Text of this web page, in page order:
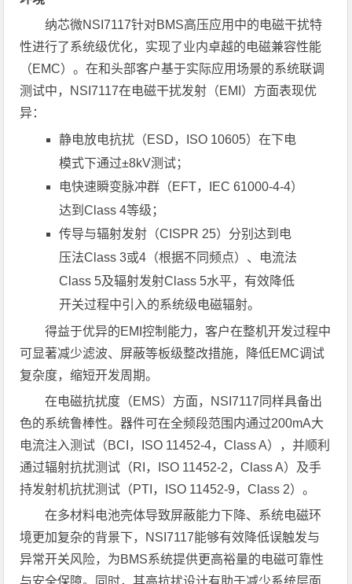
纳芯微NSI7117针对BMS高压应用中的电磁干扰特
性进行了系统级优化，实现了业内卓越的电磁兼容性能
（EMC）。在和头部客户基于实际应用场景的系统联调
测试中，NSI7117在电磁干扰发射（EMI）方面表现优
异：
静电放电抗扰（ESD，ISO 10605）在下电
模式下通过±8kV测试；
电快速瞬变脉冲群（EFT，IEC 61000-4-4）
达到Class 4等级；
传导与辐射发射（CISPR 25）分别达到电
压法Class 3或4（根据不同频点）、电流法
Class 5及辐射发射Class 5水平，有效降低
开关过程中引入的系统级电磁辐射。
得益于优异的EMI控制能力，客户在整机开发过程中
可显著减少滤波、屏蔽等板级整改措施，降低EMC调试
复杂度，缩短开发周期。
在电磁抗扰度（EMS）方面，NSI7117同样具备出
色的系统鲁棒性。器件可在全频段范围内通过200mA大
电流注入测试（BCI，ISO 11452-4，Class A），并顺利
通过辐射抗扰测试（RI，ISO 11452-2，Class A）及手
持发射机抗扰测试（PTI，ISO 11452-9，Class 2）。
在多材料电池壳体导致屏蔽能力下降、系统电磁环
境更加复杂的背景下，NSI7117能够有效降低误触发与
异常开关风险，为BMS系统提供更高裕量的电磁可靠性
与安全保障。同时，其高抗扰设计有助于减少系统层面